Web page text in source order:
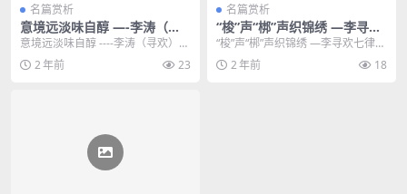
名篇赏析
意境远淡味自醇 —-李涛（寻
欢）先生七律-绮怀之九赏评
意境远淡味自醇 ----李涛（寻欢）先
生七律-绮怀之九赏评 绮怀之九 有
黄莺劝吾...
2 年前 23
名篇赏析
“梭”声“梆”声织锦绣 —李寻欢
七律《绮怀之四》赏析
“梭”声“梆”声织锦绣 —李寻欢七律
《绮怀之四》赏析 绮怀之四 梅菹佐
酒意方浓，...
2 年前 18